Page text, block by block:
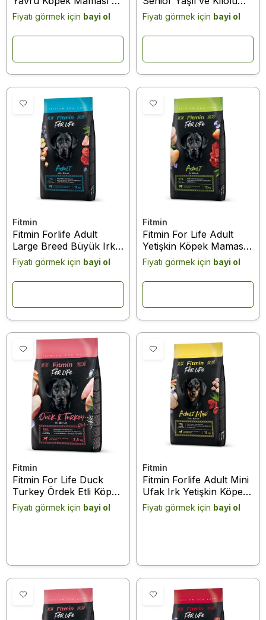
Kg
Fiyatı görmek için bayi ol
Yetişkin Köpek Maması
12 Kg
Fiyatı görmek için bayi ol
Fitmin
Fitmin Forlife Adult
Large Breed Büyük Irk
Yetişkin Köpek Maması
12 Kg
Fiyatı görmek için bayi ol
Fitmin
Fitmin For Life Adult
Yetişkin Köpek Maması
12 Kg
Fiyatı görmek için bayi ol
Fitmin
Fitmin For Life Duck
Turkey Ördek Etli Köpek
Maması 2,5 kg
Fiyatı görmek için bayi ol
Fitmin
Fitmin Forlife Adult Mini
Ufak Irk Yetişkin Köpek
Maması 12 Kg
Fiyatı görmek için bayi ol